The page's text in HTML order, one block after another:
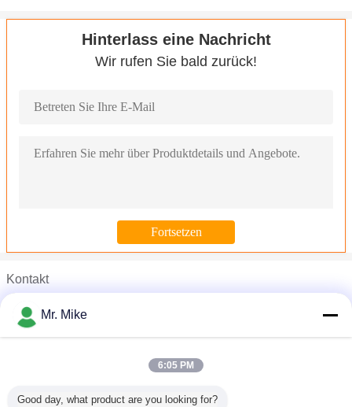
Hinterlass eine Nachricht
Wir rufen Sie bald zurück!
Kontakt
Mr. Mike
6:05 PM
Good day, what product are you looking for?